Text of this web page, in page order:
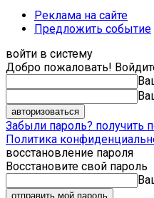
Реклама на сайте
Предложить событие
войти в систему
Добро пожаловать!
Забыли пароль? получить
Политика
восстановление пароля
Восстановите свой пароль